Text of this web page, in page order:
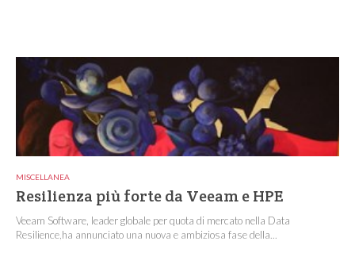
MISCELLANEA
Resilienza più forte da Veeam e HPE
Veeam Software, leader globale per quota di mercato nella Data
Resilience,ha annunciato una nuova e ambiziosa fase della...